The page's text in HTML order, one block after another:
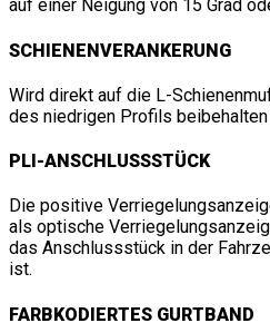
auf einer Neigung von 15 Grad
SCHIENENVERANKERUNG
Wird direkt auf die L-
des niedrigen Profils beibehalten
PLI-ANSCHLUSSSTÜCK
Die positive
als optische
das Anschlussstück in der
ist.
FARBKODIERTES GURTBAND